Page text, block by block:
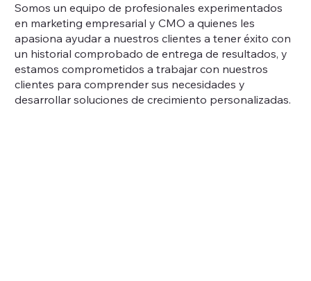
Somos un equipo de profesionales experimentados
en marketing empresarial y CMO a quienes les
apasiona ayudar a nuestros clientes a tener éxito con
un historial comprobado de entrega de resultados, y
estamos comprometidos a trabajar con nuestros
clientes para comprender sus necesidades y
desarrollar soluciones de crecimiento personalizadas.